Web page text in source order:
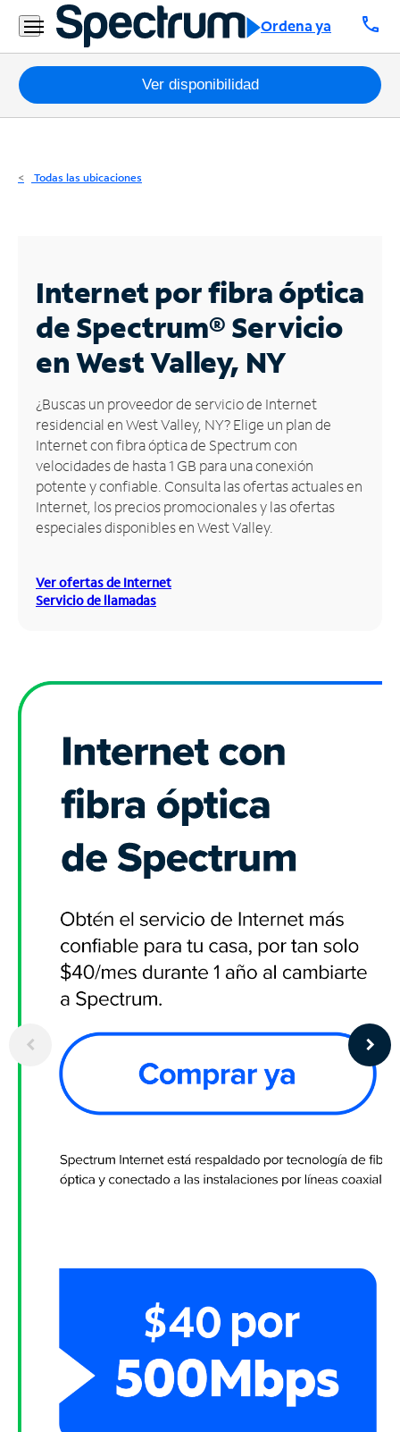
Ordena ya call
Residencial
Business
Paquetes
Internet
Business
Contáctanos
Inglés
Administrar
cuenta
Encuentra
una
tienda
Ver disponibilidad
Todas las ubicaciones
Internet por fibra óptica
de Spectrum®Servicio
en West Valley, NY
¿Buscas un proveedor de servicio de Internet
residencial en West Valley, NY? Elige un plan de
Internet con fibra óptica de Spectrum con
velocidades de hasta 1 GB para una conexión
potente y confiable. Consulta las ofertas actuales en
Internet, los precios promocionales y las ofertas
especiales disponibles en West Valley.
Ver ofertas de Internet
Servicio de llamadas